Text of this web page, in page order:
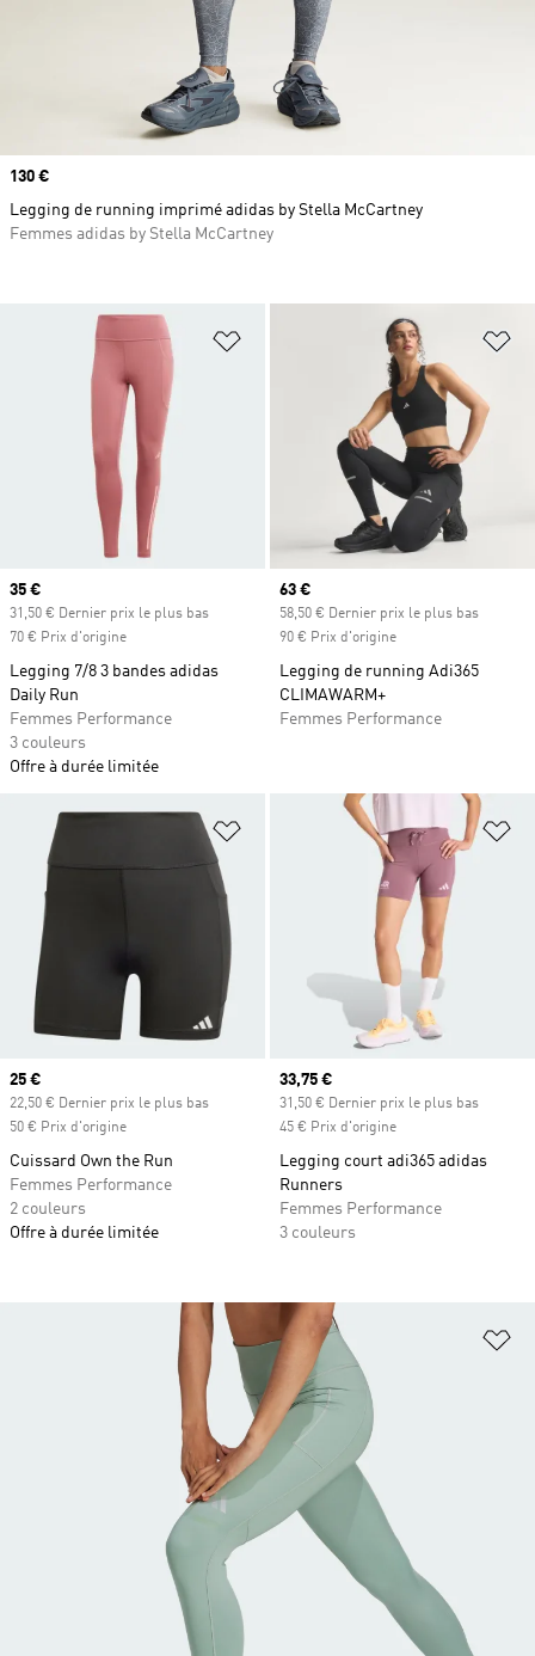
Ajouter à la Liste de produits
Prix actuel
35 €
31,50 € Dernier prix le plus bas
70 € Prix d'origine
Legging 7/8 3 bandes adidas
Daily Run
Femmes Performance
3 couleurs
Offre à durée limitée
Prix actuel
63 €
58,50 € Dernier prix le plus bas
90 € Prix d'origine
Legging de running Adi365
CLIMAWARM+
Femmes Performance
Ajouter à la Liste de produits
Prix actuel
25 €
22,50 € Dernier prix le plus bas
50 € Prix d'origine
Cuissard Own the Run
Femmes Performance
2 couleurs
Offre à durée limitée
Prix actuel
33,75 €
31,50 € Dernier prix le plus bas
45 € Prix d'origine
Legging court adi365 adidas
Runners
Femmes Performance
3 couleurs
Prix
130 €
Legging de running imprimé adidas by Stella McCartney
Femmes adidas by Stella McCartney